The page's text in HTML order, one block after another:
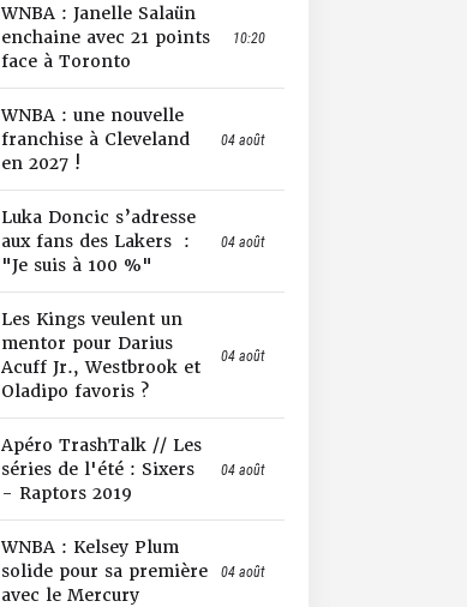
WNBA : Janelle Salaün
enchaine avec 21 points
face à Toronto
10:20
WNBA : une nouvelle
franchise à Cleveland
en 2027 !
04 août
Luka Doncic s’adresse
aux fans des Lakers :
"Je suis à 100 %"
04 août
Les Kings veulent un
mentor pour Darius
Acuff Jr., Westbrook et
Oladipo favoris ?
04 août
Apéro TrashTalk // Les
séries de l'été : Sixers
- Raptors 2019
04 août
WNBA : Kelsey Plum
solide pour sa première
avec le Mercury
04 août